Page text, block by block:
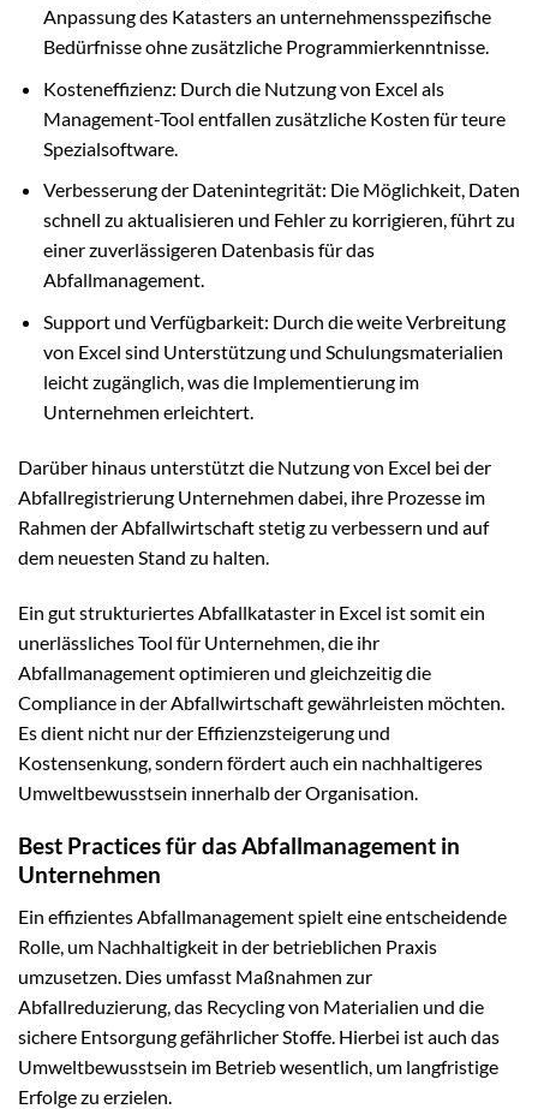
Anpassung des Katasters an unternehmensspezifische
Bedürfnisse ohne zusätzliche Programmierkenntnisse.
Kosteneffizienz: Durch die Nutzung von Excel als
Management-Tool entfallen zusätzliche Kosten für teure
Spezialsoftware.
Verbesserung der Datenintegrität: Die Möglichkeit, Daten
schnell zu aktualisieren und Fehler zu korrigieren, führt zu
einer zuverlässigeren Datenbasis für das
Abfallmanagement.
Support und Verfügbarkeit: Durch die weite Verbreitung
von Excel sind Unterstützung und Schulungsmaterialien
leicht zugänglich, was die Implementierung im
Unternehmen erleichtert.
Darüber hinaus unterstützt die Nutzung von Excel bei der
Abfallregistrierung Unternehmen dabei, ihre Prozesse im
Rahmen der Abfallwirtschaft stetig zu verbessern und auf
dem neuesten Stand zu halten.
Ein gut strukturiertes Abfallkataster in Excel ist somit ein
unerlässliches Tool für Unternehmen, die ihr
Abfallmanagement optimieren und gleichzeitig die
Compliance in der Abfallwirtschaft gewährleisten möchten.
Es dient nicht nur der Effizienzsteigerung und
Kostensenkung, sondern fördert auch ein nachhaltigeres
Umweltbewusstsein innerhalb der Organisation.
Best Practices für das Abfallmanagement in
Unternehmen
Ein effizientes Abfallmanagement spielt eine entscheidende
Rolle, um Nachhaltigkeit in der betrieblichen Praxis
umzusetzen. Dies umfasst Maßnahmen zur
Abfallreduzierung, das Recycling von Materialien und die
sichere Entsorgung gefährlicher Stoffe. Hierbei ist auch das
Umweltbewusstsein im Betrieb wesentlich, um langfristige
Erfolge zu erzielen.